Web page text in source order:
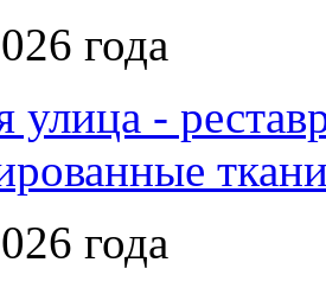
года
улица -
года